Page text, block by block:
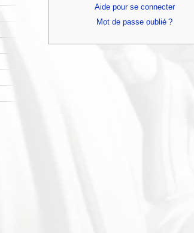
Aide pour se connecter
Mot de passe oublié ?